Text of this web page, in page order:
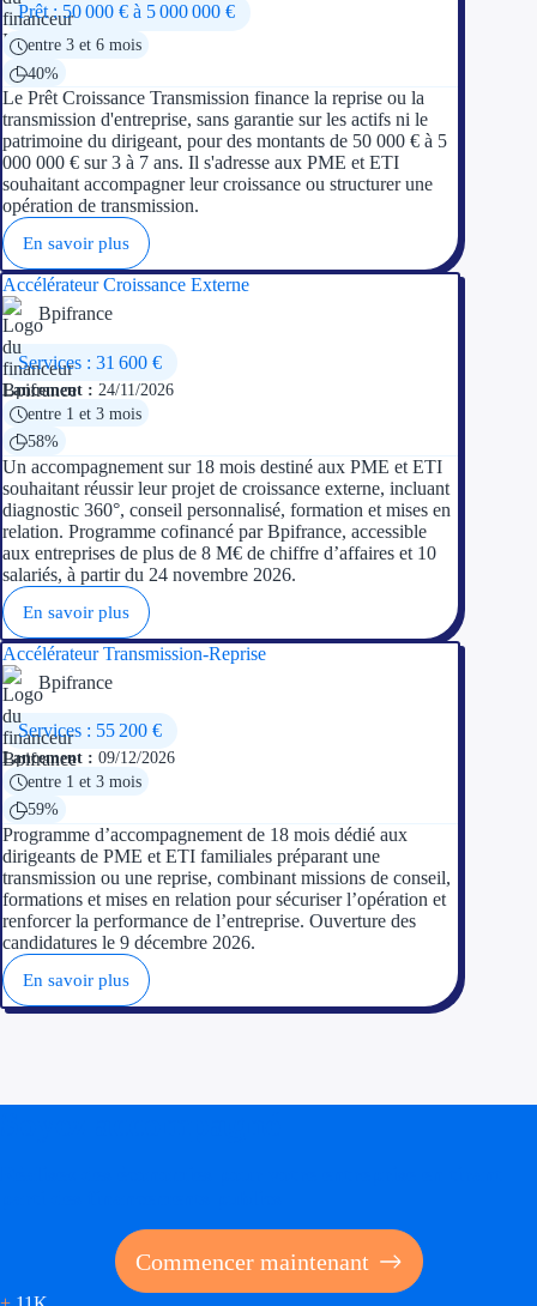
Prêt : 50 000 € à 5 000 000 €
entre 3 et 6 mois
40%
Le Prêt Croissance Transmission finance la reprise ou la
transmission d'entreprise, sans garantie sur les actifs ni le
patrimoine du dirigeant, pour des montants de 50 000 € à 5
000 000 € sur 3 à 7 ans. Il s'adresse aux PME et ETI
souhaitant accompagner leur croissance ou structurer une
opération de transmission.
En savoir plus
Accélérateur Croissance Externe
Bpifrance
Services : 31 600 €
Lancement : 24/11/2026
entre 1 et 3 mois
58%
Un accompagnement sur 18 mois destiné aux PME et ETI
souhaitant réussir leur projet de croissance externe, incluant
diagnostic 360°, conseil personnalisé, formation et mises en
relation. Programme cofinancé par Bpifrance, accessible
aux entreprises de plus de 8 M€ de chiffre d’affaires et 10
salariés, à partir du 24 novembre 2026.
En savoir plus
Accélérateur Transmission-Reprise
Bpifrance
Services : 55 200 €
Lancement : 09/12/2026
entre 1 et 3 mois
59%
Programme d’accompagnement de 18 mois dédié aux
dirigeants de PME et ETI familiales préparant une
transmission ou une reprise, combinant missions de conseil,
formations et mises en relation pour sécuriser l’opération et
renforcer la performance de l’entreprise. Ouverture des
candidatures le 9 décembre 2026.
En savoir plus
Commencer maintenant